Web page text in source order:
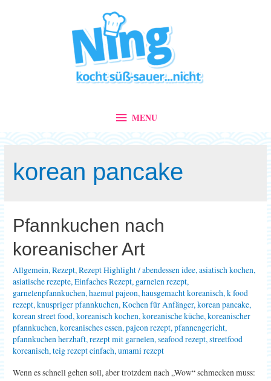
MENU
MENU
korean pancake
Pfannkuchen nach
koreanischer Art
Allgemein,Rezept,Rezept Highlight/abendessen idee,asiatisch kochen,
asiatische rezepte,Einfaches Rezept, garnelen rezept,
garnelenpfannkuchen,haemul pajeon,hausgemacht koreanisch,k food
rezept,knuspriger pfannkuchen,Kochen für Anfänger,korean pancake,
korean street food,koreanisch kochen,koreanische küche,koreanischer
pfannkuchen,koreanisches essen,pajeon rezept,pfannengericht,
pfannkuchen herzhaft,rezept mit garnelen,seafood rezept,streetfood
koreanisch,teig rezept einfach,umami rezept
Wenn es schnell gehen soll, aber trotzdem nach „Wow“ schmecken muss: